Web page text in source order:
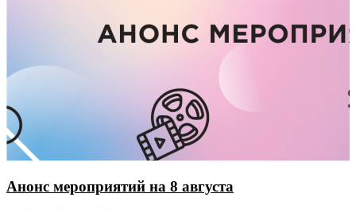
Анонс мероприятий на 8 августа